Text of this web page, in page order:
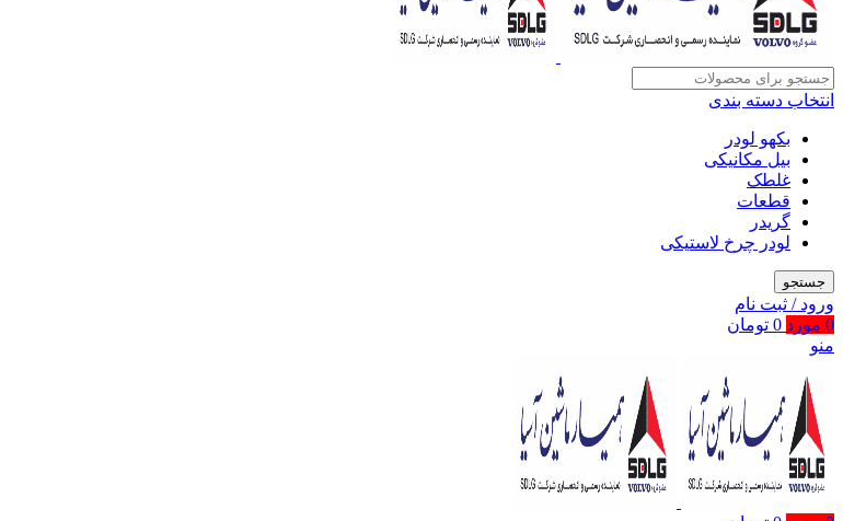
انتخاب دسته بندی
بکهو لودر
بیل مکانیکی
غلطک
قطعات
گریدر
لودر چرخ لاستیکی
جستجو
ورود / ثبت نام
0 مورد 0 تومان
منو